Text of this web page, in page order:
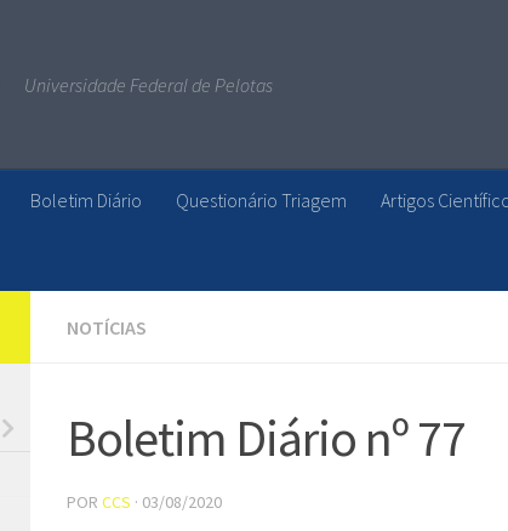
Universidade Federal de Pelotas
Boletim Diário Questionário Triagem Artigos
NOTÍCIAS
Boletim Diário nº 77
POR CCS · 03/08/2020